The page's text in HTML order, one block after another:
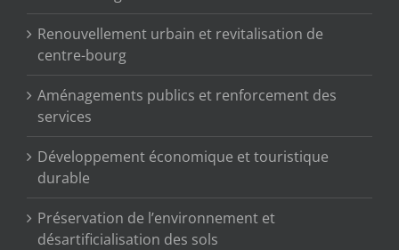
Renouvellement urbain et revitalisation de
centre-bourg
Aménagements publics et renforcement des
services
Développement économique et touristique
durable
Préservation de l’environnement et
désartificialisation des sols